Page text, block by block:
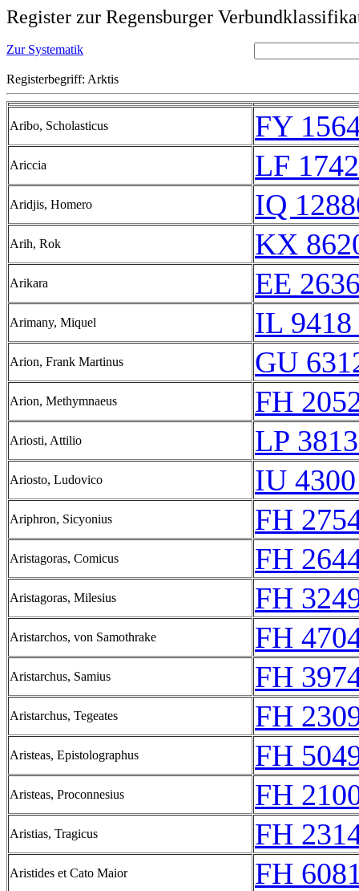
Register zur Regensburger
Zur Systematik
Registerbegriff: Arktis
Aribo, Scholasticus FY
Ariccia LF 1742
Aridjis, Homero IQ
Arih, Rok KX
Arikara EE
Arimany, Miquel IL
Arion, Frank Martinus GU
Arion, Methymnaeus FH
Ariosti, Attilio LP
Ariosto, Ludovico IU
Ariphron, Sicyonius FH
Aristagoras, Comicus FH
Aristagoras, Milesius FH
Aristarchos, von Samothrake FH
Aristarchus, Samius FH
Aristarchus, Tegeates FH
Aristeas, Epistolographus FH
Aristeas, Proconnesius FH
Aristias, Tragicus FH
Aristides et Cato Maior FH